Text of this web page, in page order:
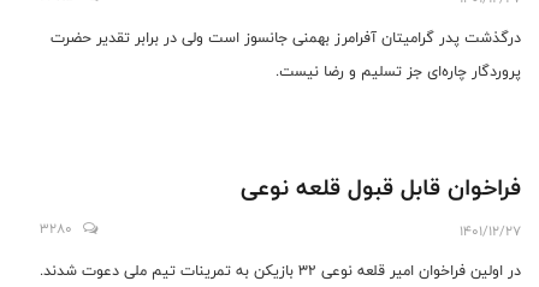
درگذشت پدر گرامیتان آفرامرز بهمنی جانسوز است ولی در برابر تقدیر حضرت
پروردگار چاره‌ای جز تسلیم و رضا نیست.
فراخوان قابل قبول قلعه نوعی
1401/12/27
3280
در اولین فراخوان امیر قلعه نوعی ۳۲ بازیکن به تمرینات تیم ملی دعوت شدند.